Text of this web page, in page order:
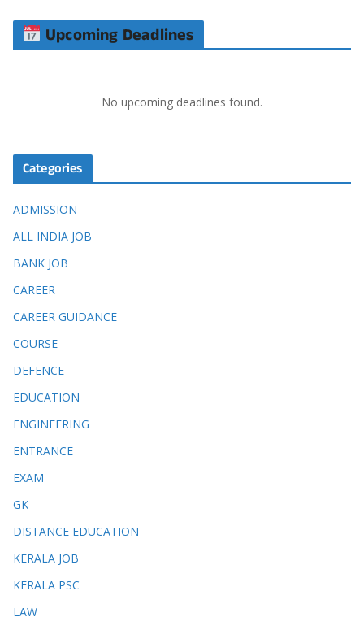
Upcoming Deadlines
No upcoming deadlines found.
Categories
ADMISSION
ALL INDIA JOB
BANK JOB
CAREER
CAREER GUIDANCE
COURSE
DEFENCE
EDUCATION
ENGINEERING
ENTRANCE
EXAM
GK
DISTANCE EDUCATION
KERALA JOB
KERALA PSC
LAW